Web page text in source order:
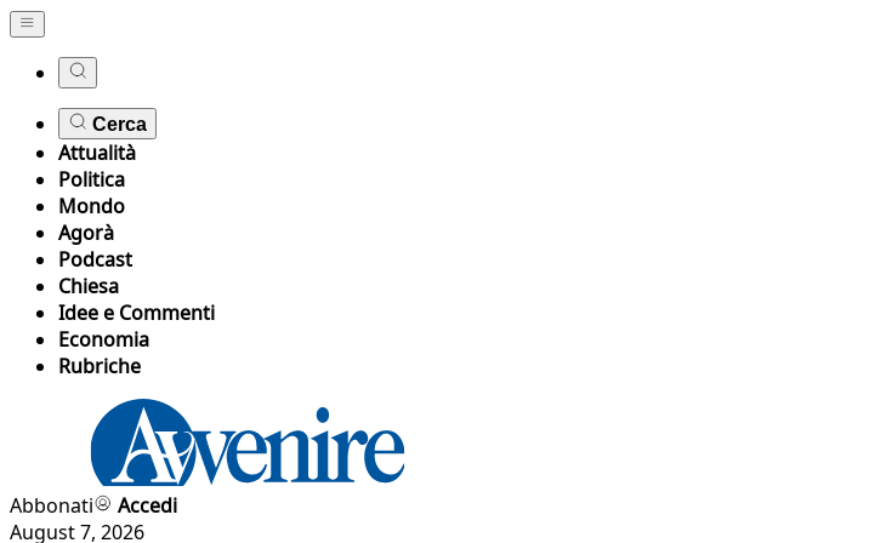
Cerca
Attualità
Politica
Mondo
Agorà
Podcast
Chiesa
Idee e Commenti
Economia
Rubriche
Abbonati
Accedi
August 7, 2026